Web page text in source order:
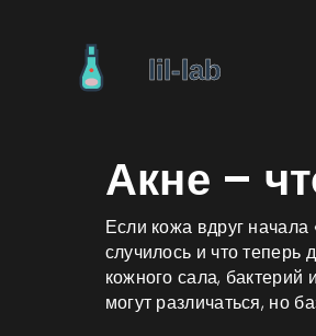
Акне –
Если кожа вдруг
случилось и что теперь
кожного сала, бактерий
могут различаться, но